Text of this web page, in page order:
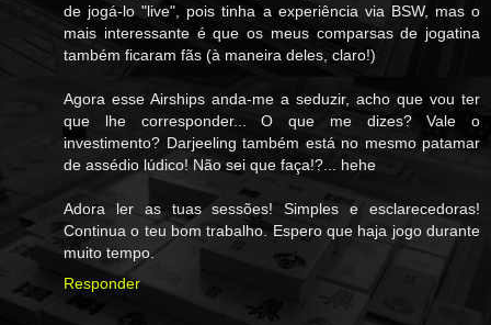
de jogá-lo "live", pois tinha a experiência via BSW, mas o
mais interessante é que os meus comparsas de jogatina
também ficaram fãs (à maneira deles, claro!)
Agora esse Airships anda-me a seduzir, acho que vou ter
que lhe corresponder... O que me dizes? Vale o
investimento? Darjeeling também está no mesmo patamar
de assédio lúdico! Não sei que faça!?... hehe
Adora ler as tuas sessões! Simples e esclarecedoras!
Continua o teu bom trabalho. Espero que haja jogo durante
muito tempo.
Responder